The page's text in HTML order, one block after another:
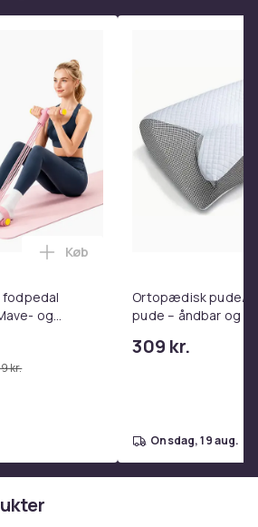
991a-d5517954a088
og
Pink
kr.
Læg Mavetræner,6-rørs
Køb
Ortopædisk pude/
pude – åndbar og
309 kr.
onsdag, 19 aug.